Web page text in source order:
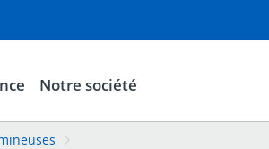
Notre société